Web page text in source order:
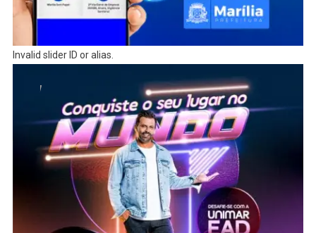
Invalid slider ID or alias.